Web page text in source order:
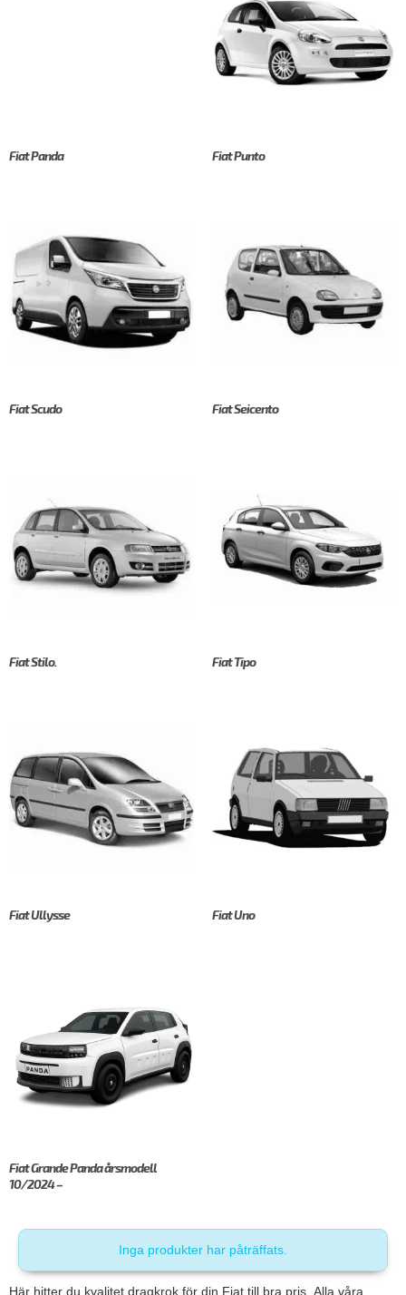
Fiat Panda Fiat Punto
Fiat Scudo Fiat Seicento
Fiat Stilo. Fiat Tipo
Fiat Ullysse Fiat Uno
Fiat Grande Panda årsmodell
10/2024 –
Inga produkter har påträffats.
Här hitter du kvalitet dragkrok för din Fiat till bra pris. Alla våra